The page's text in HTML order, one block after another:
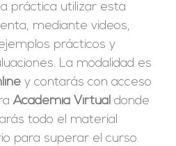
práctica utilizar esta
mediante videos,
prácticos y
La modalidad es
y contarás con acceso
Academia Virtual donde
todo el material
para superar el curso.